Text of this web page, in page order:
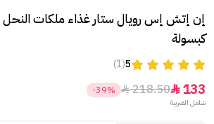
كبسولة
5
(1)
133

218.50

-39%
شامل الضريبة